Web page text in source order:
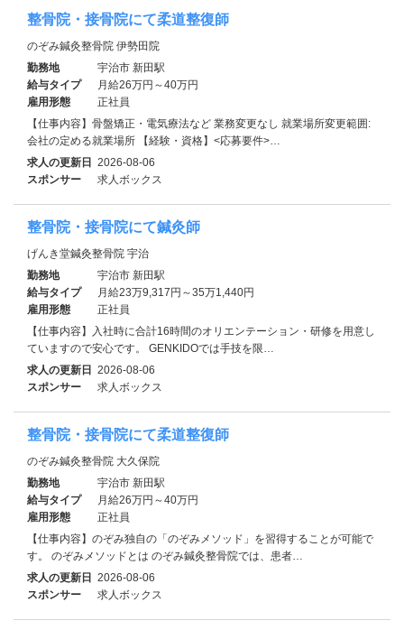
整骨院・接骨院にて柔道整復師
のぞみ鍼灸整骨院 伊勢田院
勤務地
宇治市 新田駅
給与タイプ
月給26万円～40万円
雇用形態
正社員
【仕事内容】骨盤矯正・電気療法など 業務変更なし 就業場所変更範囲:
会社の定める就業場所 【経験・資格】<応募要件>…
求人の更新日 2026-08-06
スポンサー
求人ボックス
整骨院・接骨院にて鍼灸師
げんき堂鍼灸整骨院 宇治
勤務地
宇治市 新田駅
給与タイプ
月給23万9,317円～35万1,440円
雇用形態
正社員
【仕事内容】入社時に合計16時間のオリエンテーション・研修を用意し
ていますので安心です。 GENKIDOでは手技を限…
求人の更新日 2026-08-06
スポンサー
求人ボックス
整骨院・接骨院にて柔道整復師
のぞみ鍼灸整骨院 大久保院
勤務地
宇治市 新田駅
給与タイプ
月給26万円～40万円
雇用形態
正社員
【仕事内容】のぞみ独自の「のぞみメソッド」を習得することが可能で
す。 のぞみメソッドとは のぞみ鍼灸整骨院では、患者…
求人の更新日 2026-08-06
スポンサー
求人ボックス